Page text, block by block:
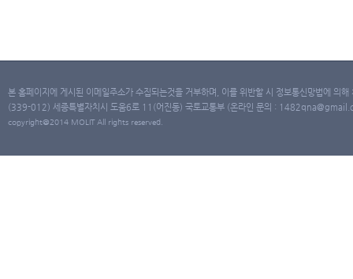
본 홈페이지에 게시된 이메일주소가 수집되는것을 거부하며, 이를 위반할 시 정보통신망법에 의
(339-012) 세종특별자치시 도움6로 11(어진동) 국토교통부 (온라인 문의 :
copyright@2014 MOLIT All rights reserved.